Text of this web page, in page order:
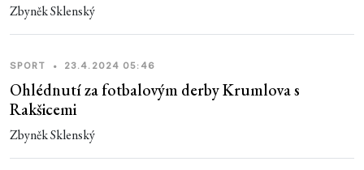
Zbyněk Sklenský
SPORT • 23.4.2024 05:46
Ohlédnutí za fotbalovým derby Krumlova s
Rakšicemi
Zbyněk Sklenský